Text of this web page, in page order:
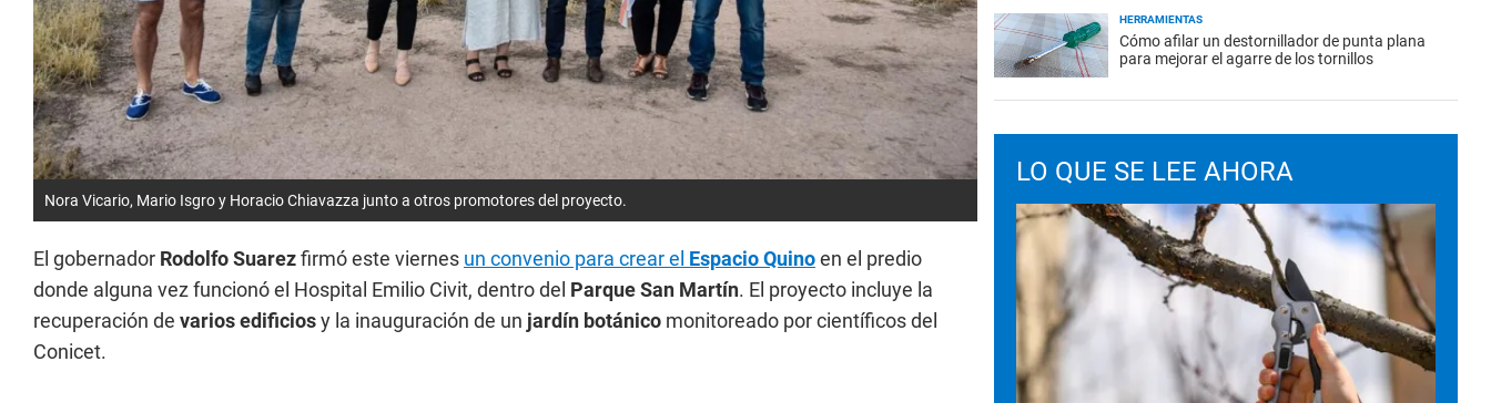
Nora Vicario, Mario Isgro y Horacio Chiavazza junto a otros promotores del proyecto.
El gobernador Rodolfo Suarezfirmó este viernes un convenio para crear el Espacio Quinoen el predio
donde alguna vez funcionó el Hospital Emilio Civit, dentro del Parque San Martín. El proyecto incluye la
recuperación de varios edificiosy la inauguración de un jardín botánico monitoreado por científicos del
Conicet.
HERRAMIENTAS
Cómo afilar un destornillador de punta plana
para mejorar el agarre de los tornillos
LO QUE SE LEE AHORA